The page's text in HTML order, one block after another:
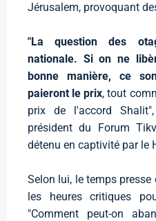
Jérusalem, provoquant
"La question des
nationale. Si on ne
bonne manière, ce
paieront le prix, tout
prix de l'accord
président du Forum
détenu en captivité par le
Selon lui, le temps
les heures critiques
"Comment peut-on